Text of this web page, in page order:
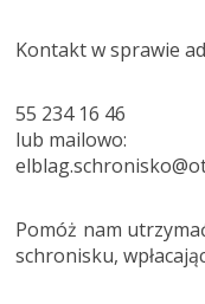
Kontakt w sprawie
55 234 16 46
lub mailowo:
Pomóż nam
schronisku,